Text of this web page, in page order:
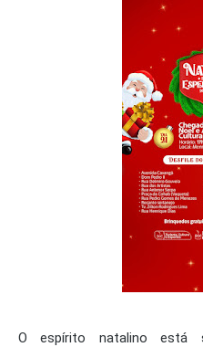
O espírito natalino está